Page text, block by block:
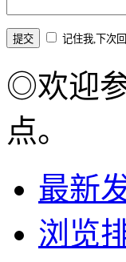
记住我,下次
◎欢迎
点。
最新
浏览